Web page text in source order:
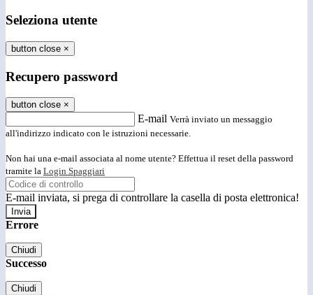
Seleziona utente
button close ×
Recupero password
button close ×
E-mail Verrà inviato un messaggio
all'indirizzo indicato con le istruzioni necessarie.
Non hai una e-mail associata al nome utente? Effettua il reset della password
tramite la Login Spaggiari
E-mail inviata, si prega di controllare la casella di posta elettronica!
Errore
Chiudi
Successo
Chiudi